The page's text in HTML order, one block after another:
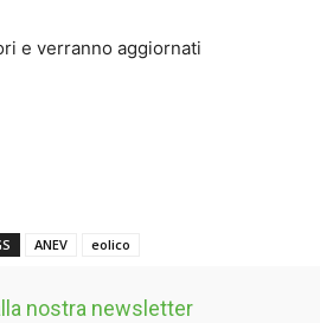
e verranno aggiornati
ANEV eolico
nostra newsletter